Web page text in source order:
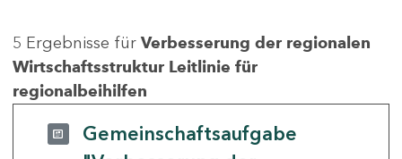
5 Ergebnisse für Verbesserung der regionalen
Wirtschaftsstruktur Leitlinie für
regionalbeihilfen
Gemeinschaftsaufgabe